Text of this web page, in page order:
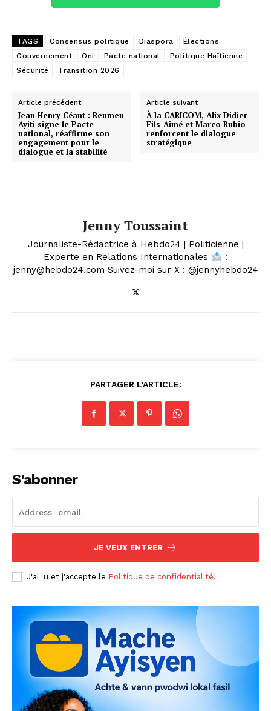
TAGS Consensus politique Diaspora
Élections
Gouvernement
Oni Pacte national
Politique Haïtienne
Sécurité
Transition 2026
Article précédent
Jean Henry Céant : Renmen
Ayiti signe le Pacte
national, réaffirme son
engagement pour le
dialogue et la stabilité
Article suivant
À la CARICOM, Alix Didier
Fils-Aimé et Marco Rubio
renforcent le dialogue
stratégique
Jenny Toussaint
Journaliste-Rédactrice à Hebdo24 | Politicienne |
Experte en Relations Internationales
:
jenny@hebdo24.com Suivez-moi sur X : @jennyhebdo24
PARTAGER L'ARTICLE:
S'abonner
JE VEUX ENTRER
J'ai lu et j'accepte le Politique de confidentialité.